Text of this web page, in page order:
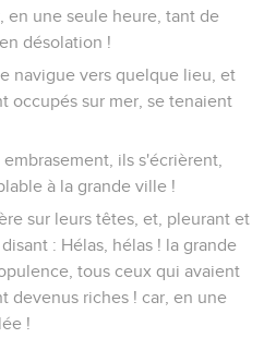
en une seule heure, tant de
désolation !
navigue vers quelque lieu, et
occupés sur mer, se tenaient
ils s'écrièrent,
à la grande ville !
sur leurs têtes, et, pleurant et
: Hélas, hélas ! la grande
tous ceux qui avaient
devenus riches ! car, en une
!